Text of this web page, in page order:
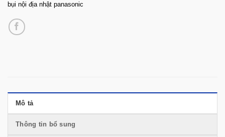
bụi nội địa nhật panasonic
Mô tả
Thông tin bổ sung